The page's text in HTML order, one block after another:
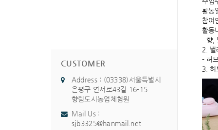
CUSTOMER
Address : (03338)서울특별시
은평구 연서로43길 16-15
향림도시농업체험원
Mail Us :
sjb3325@hanmail.net
활동
참여
활동
- 향,
2. 벌
- 허
3. 허